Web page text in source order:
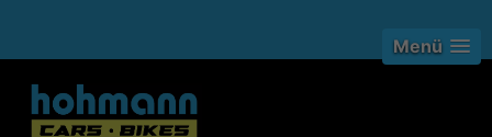
Menü